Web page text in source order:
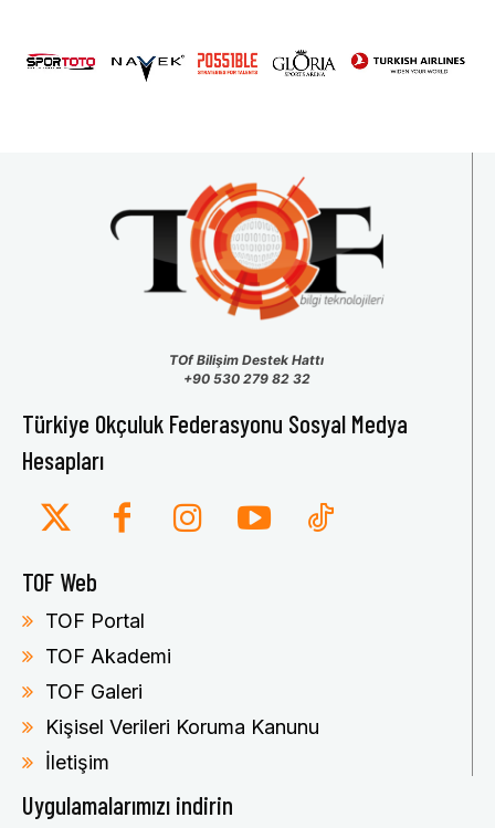
TOf Bilişim Destek Hattı
+90 530 279 82 32
Türkiye Okçuluk Federasyonu Sosyal Medya
Hesapları
TOF Web
TOF Portal
TOF Akademi
TOF Galeri
Kişisel Verileri Koruma Kanunu
İletişim
Uygulamalarımızı indirin